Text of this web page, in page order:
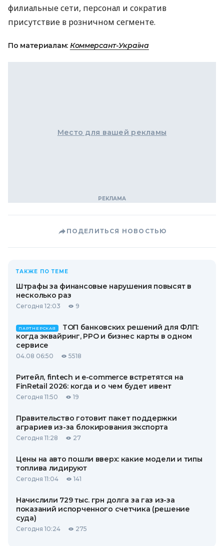
филиальные сети, персонал и сократив
присутствие в розничном сегменте.
По материалам: Коммерсант-Україна
Место для вашей рекламы
ПОДЕЛИТЬСЯ НОВОСТЬЮ
ТАКЖЕ ПО ТЕМЕ
Штрафы за финансовые нарушения повысят в
несколько раз
Сегодня 12:03 9
ПАРТНЕРСКАЯ
ТОП банковских решений для ФЛП:
когда эквайринг, РРО и бизнес карты в одном
сервисе
04.08 06:50 5518
Ритейл, fintech и e-commerce встретятся на
FinRetail 2026: когда и о чем будет ивент
Сегодня 11:50 19
Правительство готовит пакет поддержки
аграриев из-за блокирования экспорта
Сегодня 11:28 27
Цены на авто пошли вверх: какие модели и типы
топлива лидируют
Сегодня 11:04 141
Начислили 729 тыс. грн долга за газ из-за
показаний испорченного счетчика (решение
суда)
Сегодня 10:24 275